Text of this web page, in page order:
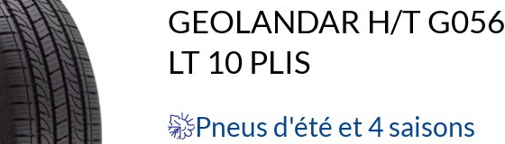
GEOLANDAR H/T G056
LT 10 PLIS
Pneus d'été et 4 saisons